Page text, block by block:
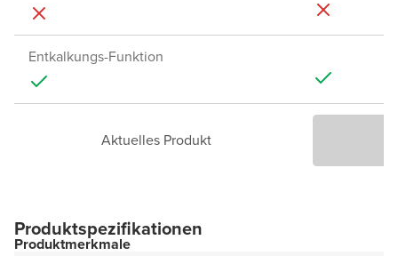
Entkalkungs-Funktion
Aktuelles Produkt
Produktspezifikationen
Produktmerkmale